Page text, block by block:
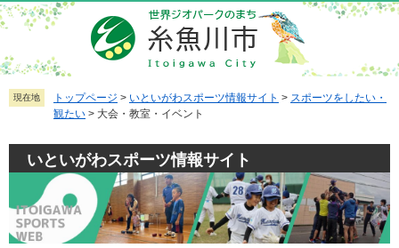
ペ
ー
ジ
の
先
メ
ニ
ュ
ー
を
へ
現在地 トップページ > いといがわスポーツ情報サイト > スポーツをしたい・
観たい > 大会・教室・イベント
いといがわスポーツ情報サイト